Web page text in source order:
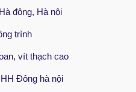
đông, Hà nội
trình
vít thạch cao
Đông hà nội